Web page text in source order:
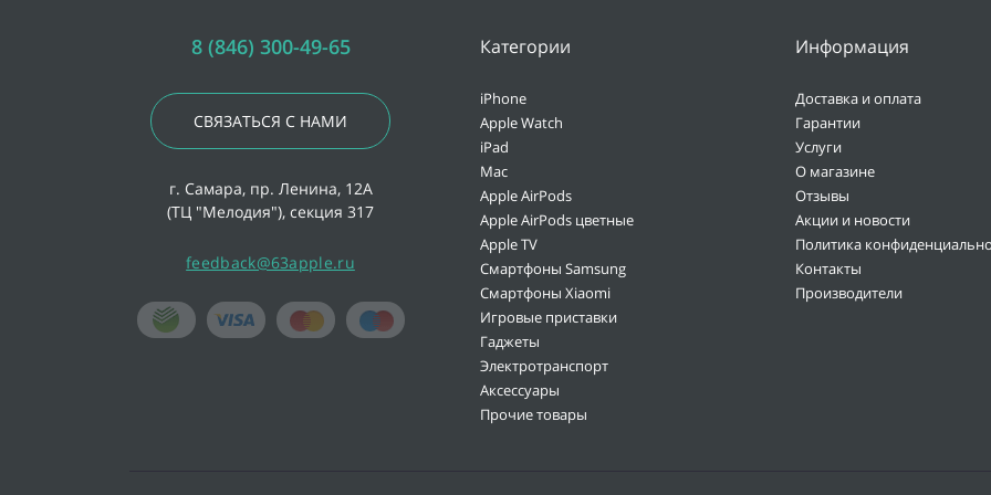
8 (846) 300-49-65
СВЯЗАТЬСЯ С НАМИ
г. Самара, пр. Ленина, 12А
(ТЦ "Мелодия"), секция 317
feedback@63apple.ru
Категории
iPhone
Apple Watch
iPad
Mac
Apple AirPods
Apple AirPods цветные
Apple TV
Смартфоны Samsung
Смартфоны Xiaomi
Игровые приставки
Гаджеты
Электротранспорт
Аксессуары
Прочие товары
Информация
Доставка и оплата
Гарантии
Услуги
О магазине
Отзывы
Акции и новости
Политика
Контакты
Производители